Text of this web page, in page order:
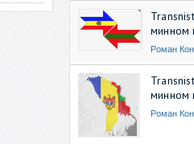
минном
Роман
минном
Роман